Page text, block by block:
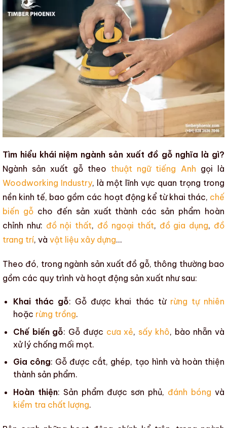
Tìm hiểu khái niệm ngành sản xuất đồ gỗ nghĩa là gì?
Ngành sản xuất gỗtheo thuật ngữ tiếng Anh gọi là
Woodworking Industry, là một lĩnh vực quan trọng trong
nền kinh tế, bao gồm các hoạt động kể từ khai thác, chế
biến gỗcho đến sản xuất thành các sản phẩm hoàn
chỉnh như: đồ nội thất, đồ ngoại thất, đồ gia dụng, đồ
trang trí, và vật liệu xây dựng…
Theo đó, trong ngành sản xuất đồ gỗ, thông thường bao
gồm các quy trình và hoạt động sản xuất như sau:
Khai thác gỗ: Gỗ được khai thác từ rừng tự nhiên
hoặc rừng trồng.
Chế biến gỗ: Gỗ được cưa xẻ, sấy khô, bào nhẵn và
xử lý chống mối mọt.
Gia công: Gỗ được cắt, ghép, tạo hình và hoàn thiện
thành sản phẩm.
Hoàn thiện: Sản phẩm được sơn phủ, đánh bóng và
kiểm tra chất lượng.